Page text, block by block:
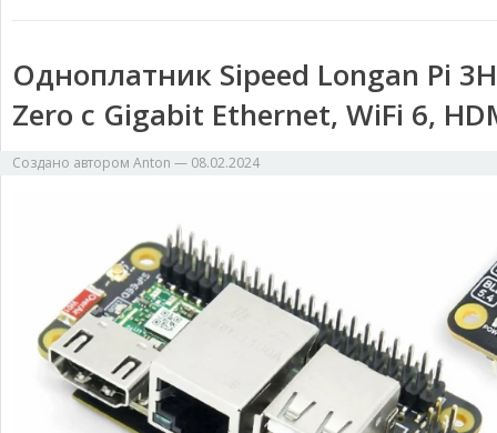
Одноплатник Sipeed Longan Pi
Zero с Gigabit Ethernet, WiFi 6,
Создано автором Anton — 08.02.2024